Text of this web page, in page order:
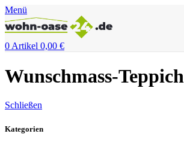
Menü
0Artikel 0,00 €
Wunschmass-Teppich
Schließen
Kategorien